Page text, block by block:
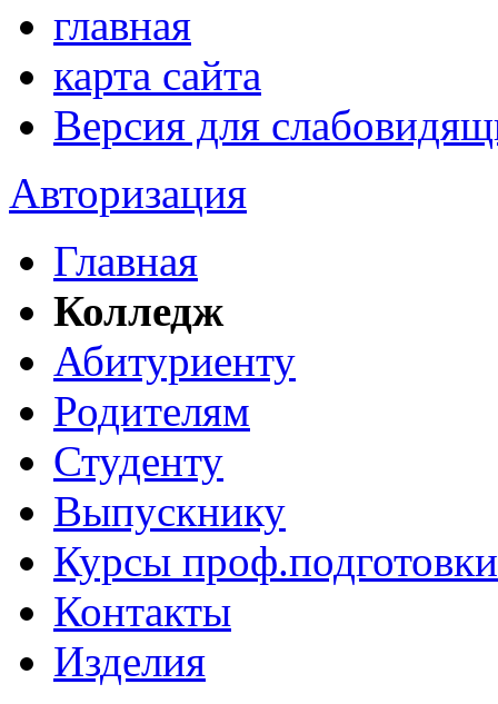
главная
карта сайта
Версия для
Авторизация
Главная
Колледж
Абитуриенту
Родителям
Студенту
Выпускнику
Курсы проф.подготовки
Контакты
Изделия